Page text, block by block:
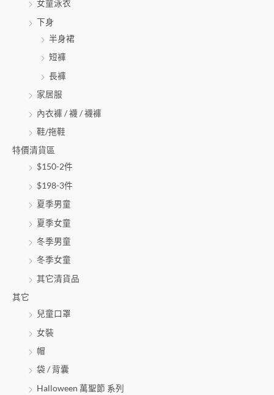
女童泳衣
下身
半身裙
短褲
長褲
家居服
內衣褲 / 襪 / 襪褲
鞋/拖鞋
特價清貨區
$150-2件
$198-3件
夏季男童
夏季女童
冬季男童
冬季女童
其它清貨品
其它
兒童口罩
女裝
帽
袋 / 背囊
Halloween 萬聖節 系列